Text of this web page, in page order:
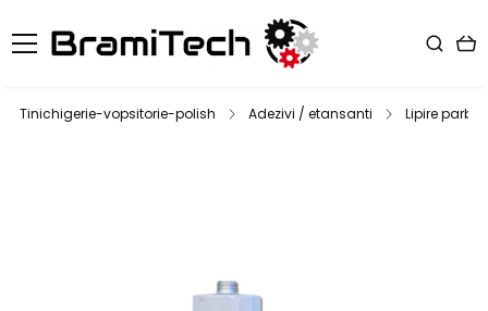
Tinichigerie-vopsitorie-polish Adezivi / etansanti Lipire parbriz